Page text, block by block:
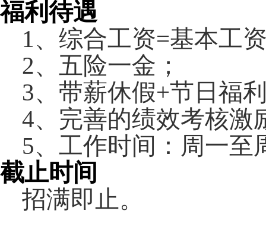
福利待遇
1、综合工资=基本工
2、五险一金；
3、带薪休假+节日福
4、完善的绩效考核激
5、工作时间：周一至
截止时间
招满即止。